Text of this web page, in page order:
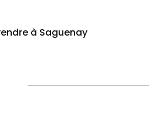
à Saguenay